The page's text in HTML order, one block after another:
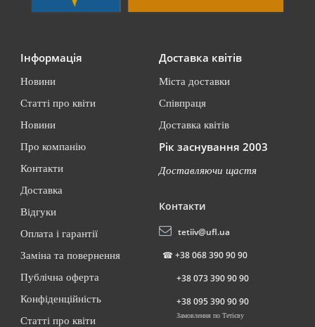
Інформація
Новини
Статті про квіти
Новини
Про компанію
Контакти
Доставка
Відгуки
Оплата і гарантії
Заміна та повернення
Публічна оферта
Конфіденційність
Статті про квіти
Доставка квітів
Міста доставки
Співпраця
Доставка квітів
Рік заснування 2003
Доставляючи щастя
Контакти
tetiiv@ufl.ua
☎ +38 068 390 90 90
+38 073 390 90 90
+38 095 390 90 90
Замовлення по Тетієву